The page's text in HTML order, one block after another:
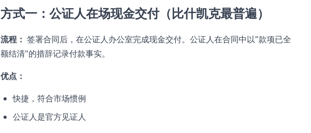
方式一：公证人在场现金交付（比什凯克最普遍）
流程： 签署合同后，在公证人办公室完成现金交付。公证人在合同中以"款项已全
额结清"的措辞记录付款事实。
优点：
快捷，符合市场惯例
公证人是官方见证人